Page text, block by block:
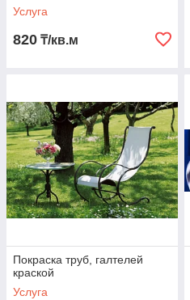
Услуга
820 ₸/кв.м
Покраска труб, галтелей
краской
Услуга